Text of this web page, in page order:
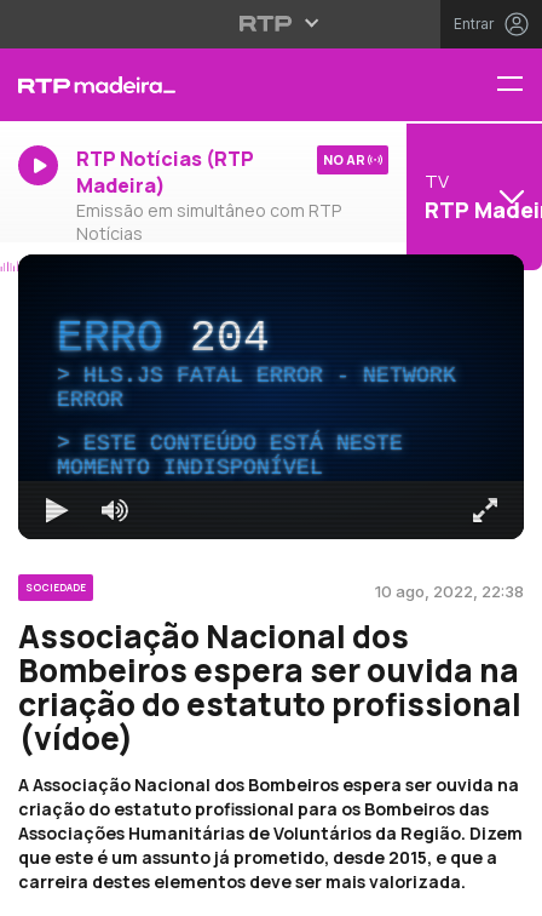
Entrar
RTP Notícias (RTP
Madeira)
Emissão em simultâneo com RTP
Notícias
NO AR
TV
RTP
ERRO204
HLS.JS FATAL ERROR - NETWORK
ERROR
ESTE CONTEÚDO ESTÁ NESTE
MOMENTO INDISPONÍVEL
SOCIEDADE 10 ago, 2022, 22:38
Associação Nacional dos
Bombeiros espera ser ouvida na
criação do estatuto profissional
(vídoe)
A Associação Nacional dos Bombeiros espera ser ouvida na
criação do estatuto profissional para os Bombeiros das
Associações Humanitárias de Voluntários da Região. Dizem
que este é um assunto já prometido, desde 2015, e que a
carreira destes elementos deve ser mais valorizada.